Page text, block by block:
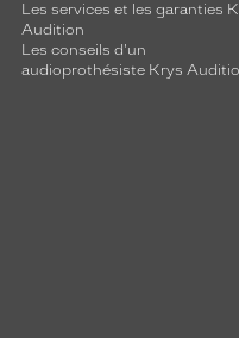
Les services et les garanties
Audition
Les conseils d'un
audioprothésiste Krys